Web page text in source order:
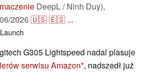
DeepL / Ninh Duy),
2026🇺🇸🇪🇸 ...
Launch
G305 Lightspeed nadal plasuje
serwisu Amazon , nadszedł już